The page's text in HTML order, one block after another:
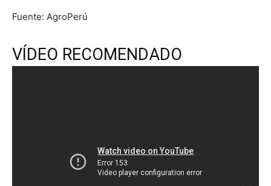
Fuente: AgroPerú
VÍDEO RECOMENDADO